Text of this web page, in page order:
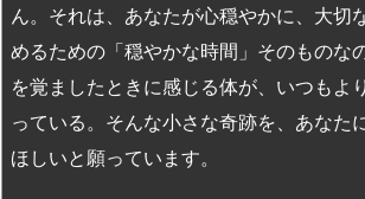
ん。それは、あなたが心穏やかに、大切
めるための「穏やかな時間」そのものな
を覚ましたときに感じる体が、いつもよ
っている。そんな小さな奇跡を、あなた
ほしいと願っています。